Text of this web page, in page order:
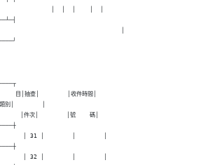
│  │  │    │  │
│抽查│        │收件時間│
類別│        │
│件次│        │號    碼│
│ 31 │        │        │
│ 32 │        │        │